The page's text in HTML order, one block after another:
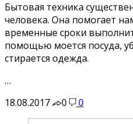
Бытовая техника
человека. Она помогает
временные сроки
помощью моется посуда,
стирается одежда.
…
18.08.2017
0 0